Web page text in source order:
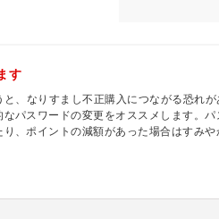
す
、なりすまし不正購入につながる恐れが
パスワードの変更をオススメします。
、ポイントの減額があった場合はすみ